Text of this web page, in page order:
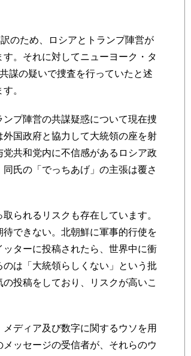
のため、ロシアとトランプ陣営が
。それに対してニューヨーク・タ
謀の疑いで捜査を行っていたと述
。
プ陣営の共謀疑惑について現在捜
国政府と協力して大統領の座を射
共和党内に不信感があるロシア政
氏の「でっちあげ」の主張は覆さ
られるリスクも存在しています。
できない。北朝鮮に軍事的行使を
ターに投稿されたら、世界中に衝
は「大統領らしくない」という批
投稿をしており、リスクが高いこ
ディア及び数字に関するウソを用
ッセージの受信者が、それらのウ